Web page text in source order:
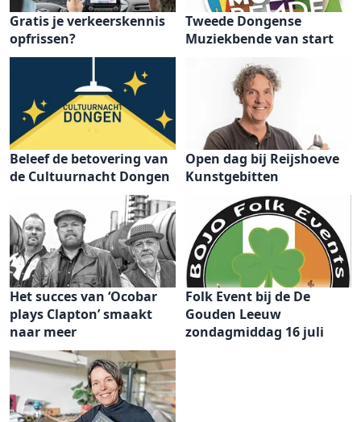
Gratis je verkeerskennis
opfrissen?
Tweede Dongense
Muziekbende van start
Beleef de betovering van
de Cultuurnacht Dongen
Open dag bij Reijshoeve
Kunstgebitten
Het succes van ‘Ocobar
plays Clapton’ smaakt
naar meer
Folk Event bij de De
Gouden Leeuw
zondagmiddag 16 juli